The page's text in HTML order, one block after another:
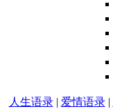
人生语录| 爱情语录|